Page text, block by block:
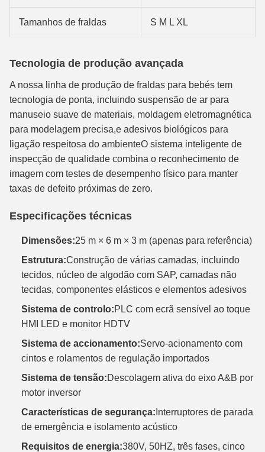
Tamanhos de fraldas S M L XL
Tecnologia de produção avançada
A nossa linha de produção de fraldas para bebés tem
tecnologia de ponta, incluindo suspensão de ar para
manuseio suave de materiais, moldagem eletromagnética
para modelagem precisa,e adesivos biológicos para
ligação respeitosa do ambienteO sistema inteligente de
inspecção de qualidade combina o reconhecimento de
imagem com testes de desempenho físico para manter
taxas de defeito próximas de zero.
Especificações técnicas
Dimensões:25 m × 6 m × 3 m (apenas para referência)
Estrutura:Construção de várias camadas, incluindo
tecidos, núcleo de algodão com SAP, camadas não
tecidas, componentes elásticos e elementos adesivos
Sistema de controlo:PLC com ecrã sensível ao toque
HMI LED e monitor HDTV
Sistema de accionamento:Servo-acionamento com
cintos e rolamentos de regulação importados
Sistema de tensão:Descolagem ativa do eixo A&B por
motor inversor
Características de segurança:Interruptores de parada
de emergência e isolamento acústico
Requisitos de energia:380V, 50HZ, três fases, cinco